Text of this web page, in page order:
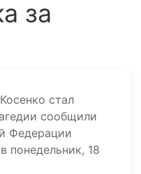
за
стал
сообщили
Федерации
понедельник, 18